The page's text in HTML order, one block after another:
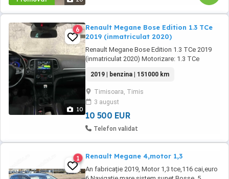
10
6
Renault Megane Bose Edition 1.3 TCe
2019 (inmatriculat 2020)
Renault Megane Bose Edition 1.3 TCe 2019
(inmatriculat 2020) Motorizare: 1.3 TCe
fabricatie: 2019 Prima inmatriculare: 2020
Kilometraj: aprox. 149.000 km (in crestere)
Cutie de viteze: manuala 6+1 Norma de
poluare: Euro 6 Culoare: gri metalic Dotari
Bose Edition: Sistem ...
2019 | benzina | 151000 km
Timisoara, Timis
3 august
10 500 EUR
Telefon validat
1 Renault Megane 4,motor 1,3
An fabricație 2019, Motor 1,3 tce,116 cai,euro